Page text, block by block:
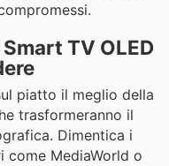
TV OLED
piatto il meglio della
trasformeranno il
Dimentica i
MediaWorld o